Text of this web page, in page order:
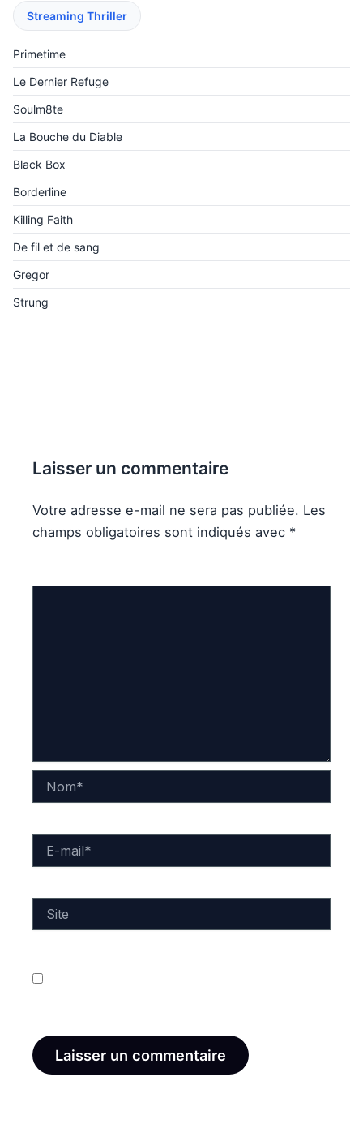
Streaming Thriller
Primetime
Le Dernier Refuge
Soulm8te
La Bouche du Diable
Black Box
Borderline
Killing Faith
De fil et de sang
Gregor
Strung
Laisser un commentaire
Votre adresse e-mail ne sera pas publiée. Les
champs obligatoires sont indiqués avec *
mail*